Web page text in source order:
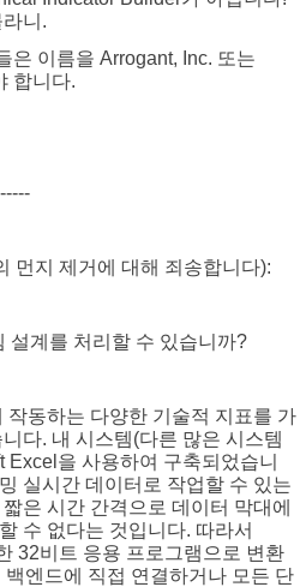
니.
은 이름을 Arrogant, Inc. 또는
합니다.
먼지 제거에 대해 죄송합니다):
설계를 처리할 수 있습니까?
작동하는 다양한 기술적 지표를 가
다. 내 시스템(다른 많은 시스템
Excel을 사용하여 구축되었습니
실시간 데이터로 작업할 수 있는
은 시간 간격으로 데이터 막대에
수 없다는 것입니다. 따라서
32비트 응용 프로그램으로 변환
엔드에 직접 연결하거나 모든 단